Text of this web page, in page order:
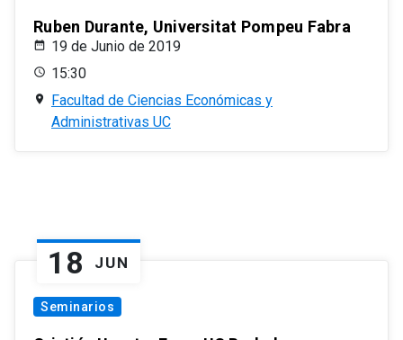
Ruben Durante, Universitat Pompeu Fabra
19 de Junio de 2019
15:30
Facultad de Ciencias Económicas y
Administrativas UC
18 JUN
Seminarios